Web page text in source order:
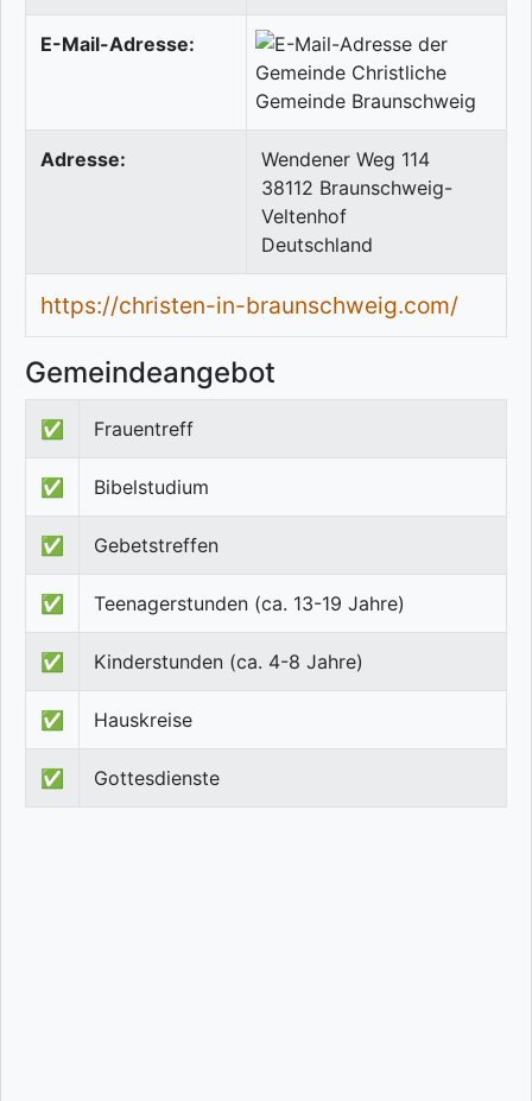
E-Mail-Adresse:
Adresse:
Wendener Weg 114
38112 Braunschweig-
Veltenhof
Deutschland
https://christen-in-braunschweig.com/
Gemeindeangebot
✅ Frauentreff
✅ Bibelstudium
✅ Gebetstreffen
✅ Teenagerstunden (ca. 13-19 Jahre)
✅ Kinderstunden (ca. 4-8 Jahre)
✅ Hauskreise
✅ Gottesdienste